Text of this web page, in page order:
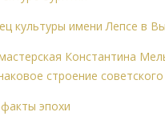
культуры имени Лепсе в
Константина
строение
эпохи